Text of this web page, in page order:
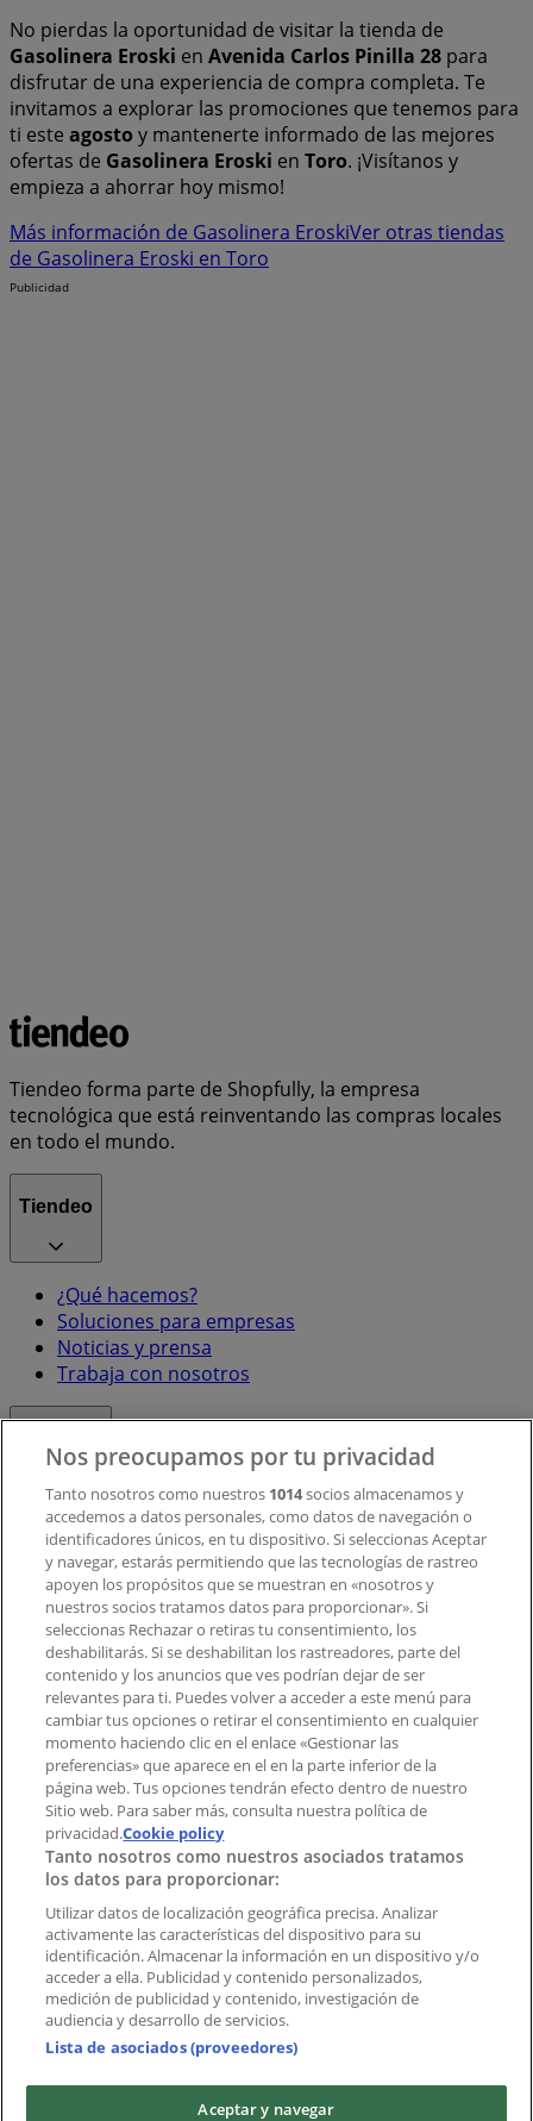
No pierdas la oportunidad de visitar la tienda de
Gasolinera Eroski en Avenida Carlos Pinilla 28 para
disfrutar de una experiencia de compra completa. Te
invitamos a explorar las promociones que tenemos para
ti este agosto y mantenerte informado de las mejores
ofertas de Gasolinera Eroski en Toro. ¡Visítanos y
empieza a ahorrar hoy mismo!
Más información de Gasolinera EroskiVer otras tiendas
de Gasolinera Eroski en Toro
Publicidad
Tiendeo forma parte de Shopfully, la empresa
tecnológica que está reinventando las compras locales
en todo el mundo.
Tiendeo
¿Qué hacemos?
Soluciones para empresas
Noticias y prensa
Trabaja con nosotros
Contacto comercial y de marketing
Tienda mal colocada en el mapa
Notificar un folleto
¿Encontraste un problema en la web o en la
aplicación?
Índices
Marcas
Marcas locales
Negocios
Negocios cercanos
Productos
Productos locales
Ciudades
Descargar la APP Tiendeo
Nos preocupamos por tu privacidad
Tanto nosotros como nuestros 1014socios almacenamos y
accedemos a datos personales, como datos de navegación o
identificadores únicos, en tu dispositivo. Si seleccionas Aceptar
y navegar, estarás permitiendo que las tecnologías de rastreo
apoyen los propósitos que se muestran en «nosotros y
nuestros socios tratamos datos para proporcionar». Si
seleccionas Rechazar o retiras tu consentimiento, los
deshabilitarás. Si se deshabilitan los rastreadores, parte del
contenido y los anuncios que ves podrían dejar de ser
relevantes para ti. Puedes volver a acceder a este menú para
cambiar tus opciones o retirar el consentimiento en cualquier
momento haciendo clic en el enlace «Gestionar las
preferencias» que aparece en el en la parte inferior de la
página web. Tus opciones tendrán efecto dentro de nuestro
Sitio web. Para saber más, consulta nuestra política de
privacidad.Cookie policy
Tanto nosotros como nuestros asociados tratamos
los datos para proporcionar:
Utilizar datos de localización geográfica precisa. Analizar
activamente las características del dispositivo para su
identificación. Almacenar la información en un dispositivo y/o
acceder a ella. Publicidad y contenido personalizados,
medición de publicidad y contenido, investigación de
audiencia y desarrollo de servicios.
Lista de asociados (proveedores)
Aceptar y navegar